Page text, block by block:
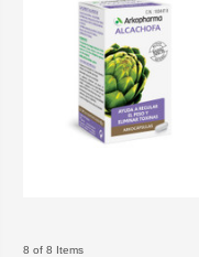
8 of 8 Items